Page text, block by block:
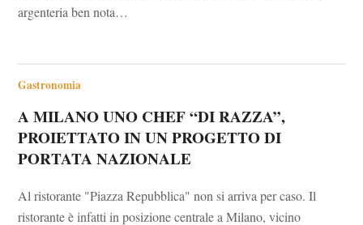
argenteria ben nota…
Gastronomia
A MILANO UNO CHEF “DI RAZZA”,
PROIETTATO IN UN PROGETTO DI
PORTATA NAZIONALE
Al ristorante "Piazza Repubblica" non si arriva per caso. Il
ristorante è infatti in posizione centrale a Milano, vicino